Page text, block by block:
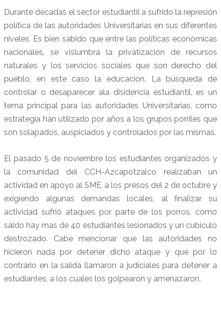
Durante décadas el sector estudiantil a sufrido la represión
política de las autoridades Universitarias en sus diferentes
niveles. Es bien sabido que entre las políticas económicas
nacionales, se vislumbra la privatización de recursos
naturales y los servicios sociales que son derecho del
pueblo, en este caso la educación. La búsqueda de
controlar o desaparecer ala disidencia estudiantil, es un
tema principal para las autoridades Universitarias, como
estrategia han utilizado por años a los grupos porriles que
son solapados, auspiciados y controlados por las mismas.
El pasado 5 de noviembre los estudiantes organizados y
la comunidad del CCH-Azcapotzalco realizaban un
actividad en apoyo al SME, a los presos del 2 de octubre y
exigiendo algunas demandas locales, al finalizar su
actividad sufrió ataques por parte de los porros, como
saldo hay mas de 40 estudiantes lesionados y un cubiculo
destrozado. Cabe mencionar que las autoridades no
hicieron nada por detener dicho ataque y que por lo
contrario en la salida llamaron a judiciales para detener a
estudiantes, a los cuales los golpearon y amenazaron.